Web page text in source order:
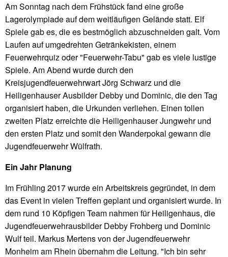
Am Sonntag nach dem Frühstück fand eine große
Lagerolympiade auf dem weitläufigen Gelände statt. Elf
Spiele gab es, die es bestmöglich abzuschneiden galt. Vom
Laufen auf umgedrehten Getränkekisten, einem
Feuerwehrquiz oder "Feuerwehr-Tabu" gab es viele lustige
Spiele. Am Abend wurde durch den
Kreisjugendfeuerwehrwart Jörg Schwarz und die
Heiligenhauser Ausbilder Debby und Dominic, die den Tag
organisiert haben, die Urkunden verliehen. Einen tollen
zweiten Platz erreichte die Heiligenhauser Jungwehr und
den ersten Platz und somit den Wanderpokal gewann die
Jugendfeuerwehr Wülfrath.
Ein Jahr Planung
Im Frühling 2017 wurde ein Arbeitskreis gegründet, in dem
das Event in vielen Treffen geplant und organisiert wurde. In
dem rund 10 Köpfigen Team nahmen für Heiligenhaus, die
Jugendfeuerwehrausbilder Debby Frohberg und Dominic
Wulf teil. Markus Mertens von der Jugendfeuerwehr
Monheim am Rhein übernahm die Leitung. "Ich bin sehr